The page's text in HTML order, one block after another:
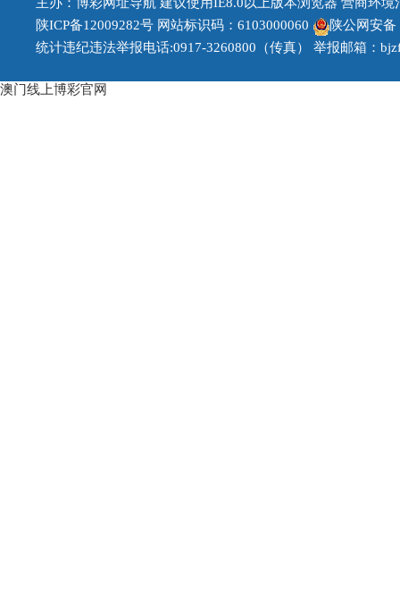
陕ICP备12009282号 网站标识码：6103000060
陕公网安备
统计违纪违法举报电话:0917-3260800（传真） 举报邮箱：
澳门线上博彩官网